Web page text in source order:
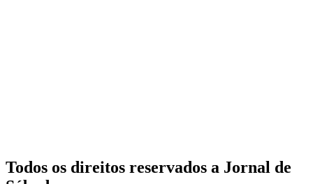
Todos os direitos reservados a Jornal de